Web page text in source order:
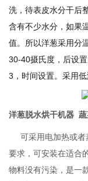
洗，待表皮水分干后
含有不少水分，如果
值。所以洋葱采用分
30-40摄氏度，后设
3，时间设置。采用
洋葱脱水烘干机器
可采用电加热或
要求，可安装在适合
物料没有污染，是一